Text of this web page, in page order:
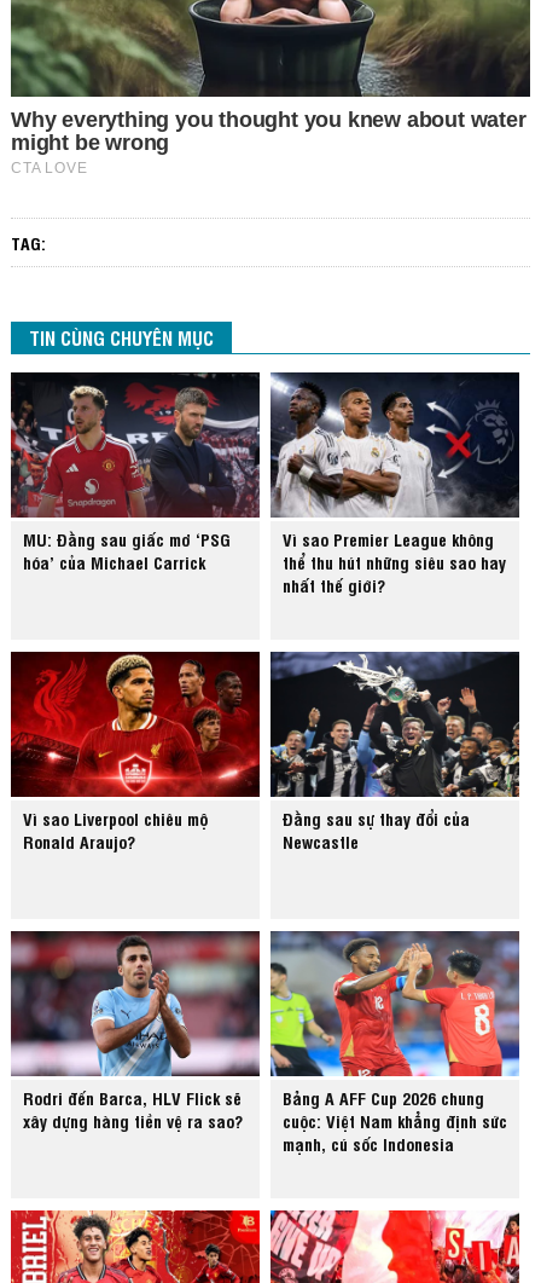
TAG:
TIN CÙNG CHUYÊN MỤC
MU: Đằng sau giấc mơ ‘PSG
hóa’ của Michael Carrick
Vì sao Premier League không
thể thu hút những siêu sao hay
nhất thế giới?
Vì sao Liverpool chiêu mộ
Ronald Araujo?
Đằng sau sự thay đổi của
Newcastle
Rodri đến Barca, HLV Flick sẽ
xây dựng hàng tiền vệ ra sao?
Bảng A AFF Cup 2026 chung
cuộc: Việt Nam khẳng định sức
mạnh, cú sốc Indonesia